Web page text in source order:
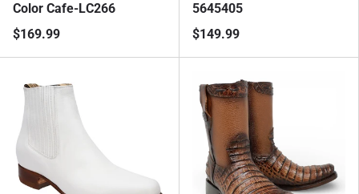
Color Cafe-LC266
$169.99
5645405
$149.99